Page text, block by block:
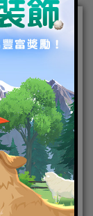
軍全
1月
來更
戲